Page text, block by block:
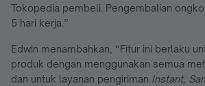
Tokopedia pembeli. Pengembalian
5 hari kerja.”
Edwin menambahkan, “Fitur ini berlaku
produk dengan menggunakan semua
dan untuk layanan pengiriman Instant,